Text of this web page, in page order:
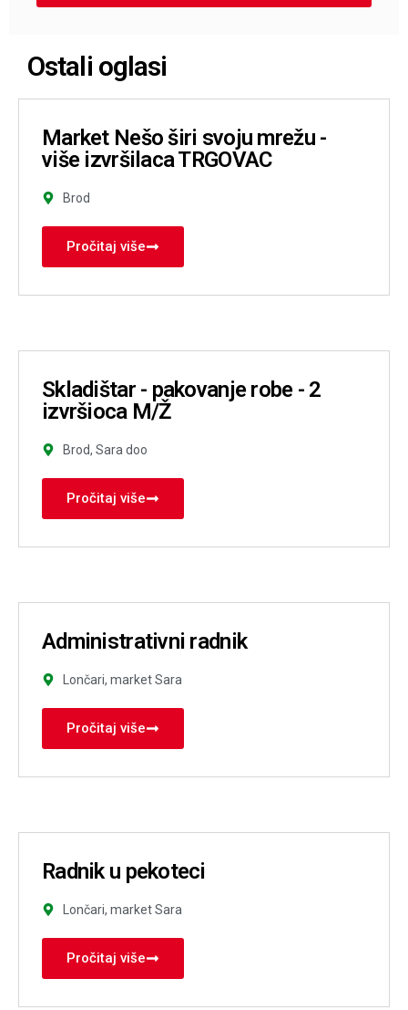
Ostali oglasi
Market Nešo širi svoju mrežu -
više izvršilaca TRGOVAC
Brod
Pročitaj više
Skladištar - pakovanje robe - 2
izvršioca M/Ž
Brod, Sara doo
Pročitaj više
Administrativni radnik
Lončari, market Sara
Pročitaj više
Radnik u pekoteci
Lončari, market Sara
Pročitaj više